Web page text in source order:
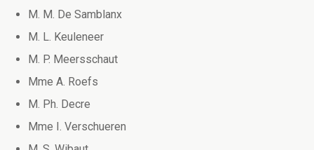
M. M. De Samblanx
M. L. Keuleneer
M. P. Meersschaut
Mme A. Roefs
M. Ph. Decre
Mme I. Verschueren